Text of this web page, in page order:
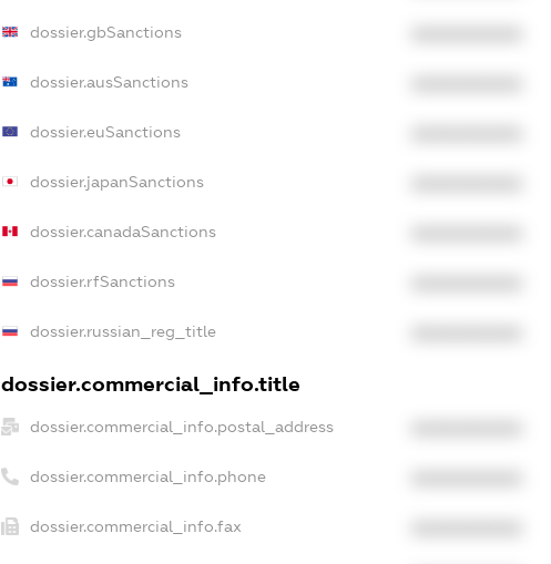
dossier.gbSanctions
dossier.ausSanctions
dossier.euSanctions
dossier.japanSanctions
dossier.canadaSanctions
dossier.rfSanctions
dossier.russian_reg_title
dossier.commercial_info.title
dossier.commercial_info.postal_address
dossier.commercial_info.phone
dossier.commercial_info.fax